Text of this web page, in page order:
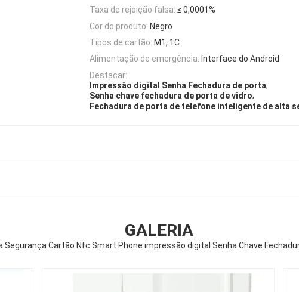
Taxa de rejeição falsa: ≤ 0,0001%
Cor do produto: Negro
Tipos de cartão: M1, 1C
Alimentação de emergência: Interface do Android
Destacar:
Impressão digital Senha Fechadura de porta,
Senha chave fechadura de porta de vidro,
Fechadura de porta de telefone inteligente de alta
GALERIA
Cartão Nfc Smart Phone impressão digital Senha Chave